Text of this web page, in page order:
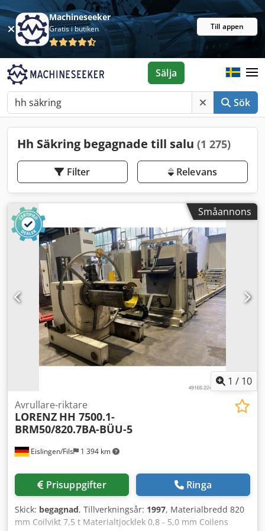
Machineseeker
Gratis i butiken Till appen
Sök
Sälja
Hh Säkring begagnade till salu (1 275)
Filter Relevans
Småannons
1 / 10
Eislingen/Fils 1 394 km
Avrullare-riktare
LORENZ HH 7500.1-
BRM50/820.7BA-BÜU-5
Prisuppgifter Ringa
Skick: begagnad, Tillverkningsår: 1997, Materialbredd 820
mm Coilvikt 7,5 t Materialtjocklek 0,8 - 5,0 mm Coilens